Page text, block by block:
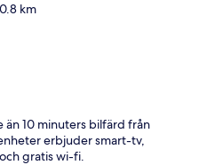
km
10 minuters bilfärd från
erbjuder smart-tv,
gratis wi-fi.